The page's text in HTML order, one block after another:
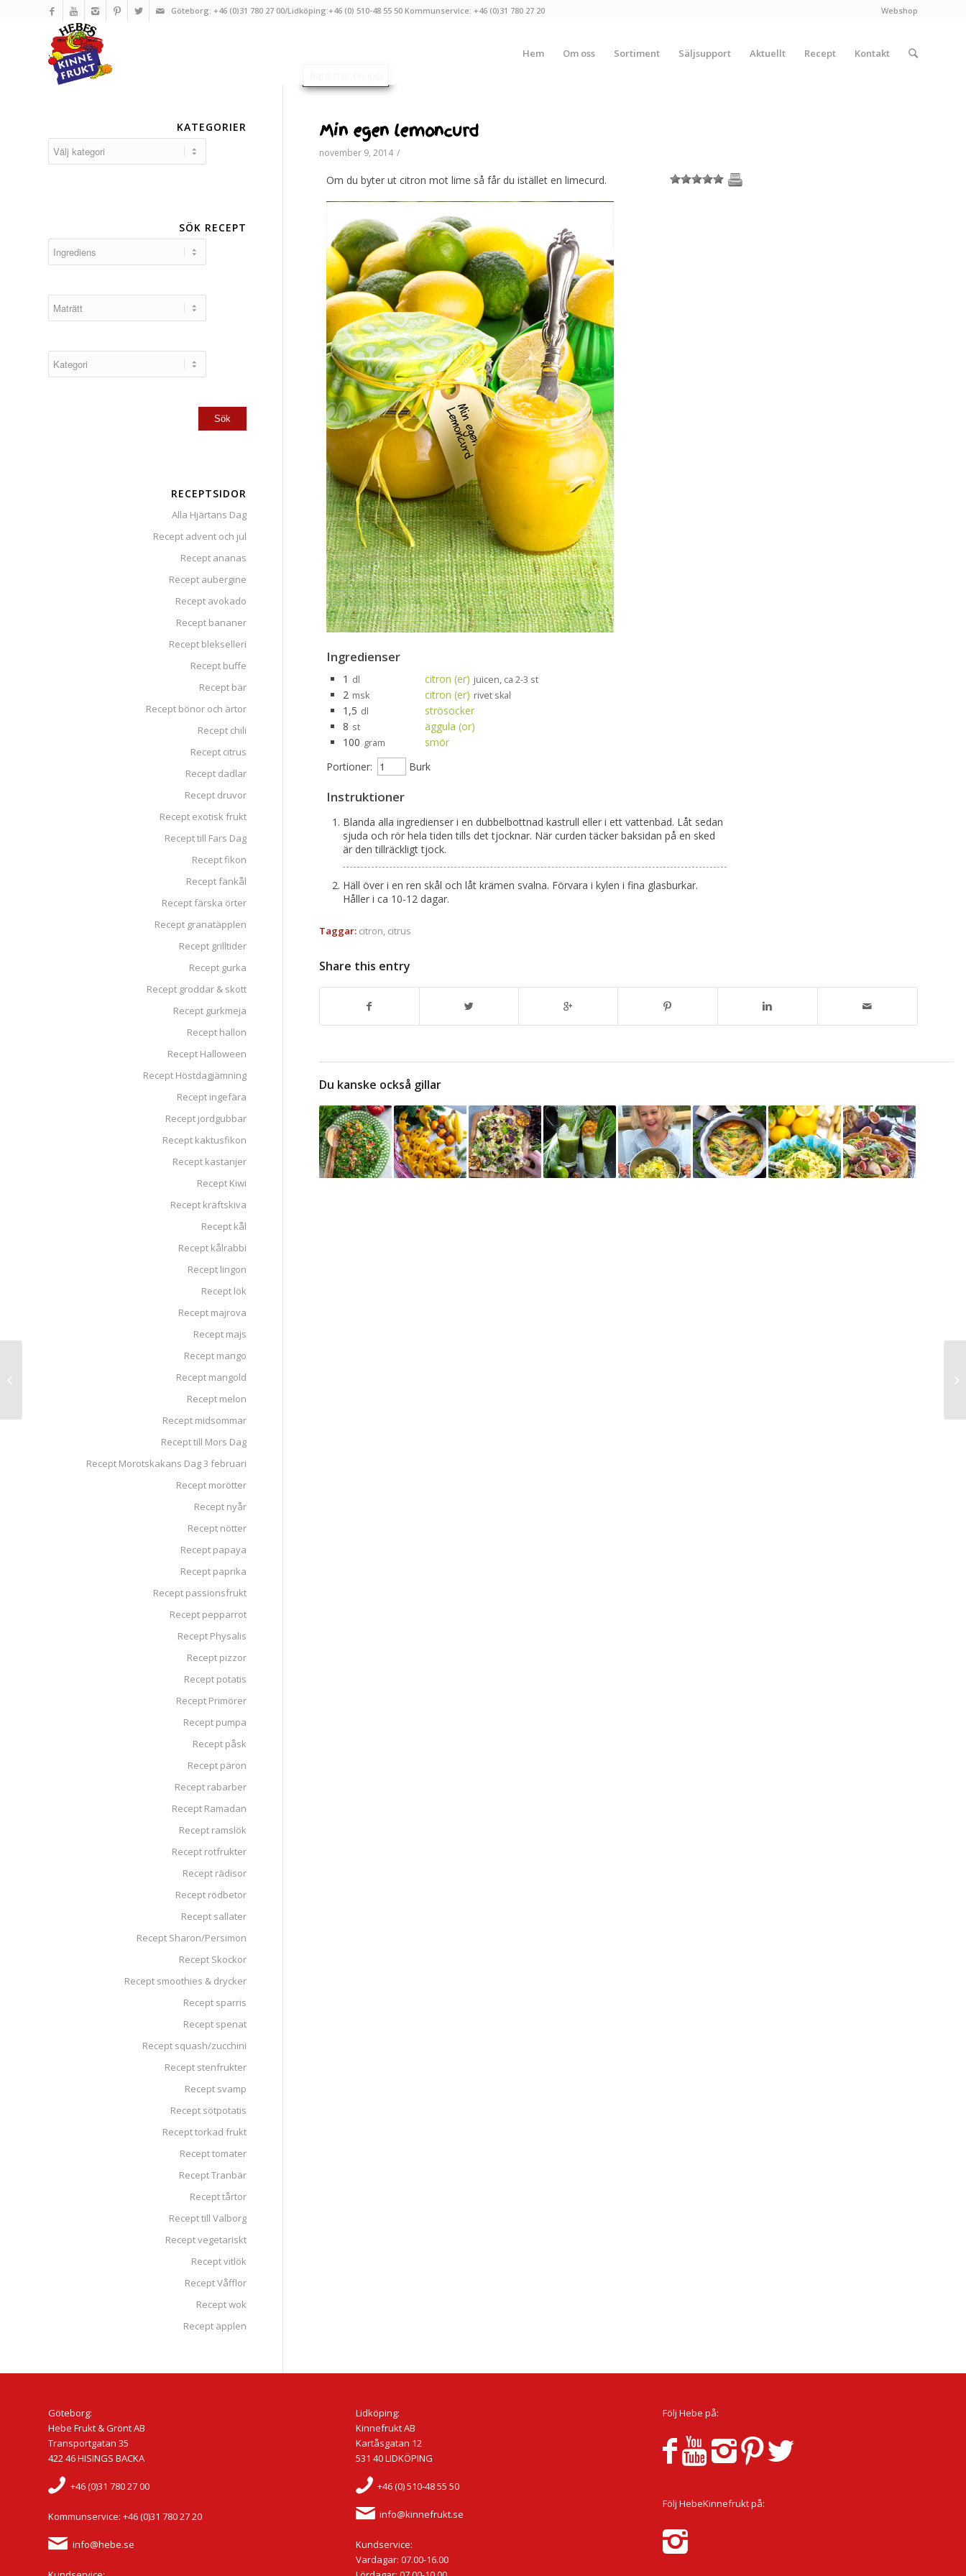
Webshop
Göteborg: +46 (0)31 780 27 00/Lidköping:+46 (0) 510-48 55 50 Kommunservice: +46 (0)31 780 27 20
Hem Om oss Sortiment Säljsupport Aktuellt Recept Kontakt
Min egen lemoncurd
november 9, 2014 /
1 2 3 4 5
Om du byter ut citron mot lime så får du istället en limecurd.
Ingredienser
1 dl citron (er) juicen, ca 2-3 st
2 msk citron (er) rivet skal
1,5 dl
strösocker
8 st
äggula (or)
100 gram
smör
Portioner:
Burk
Instruktioner
Blanda alla ingredienser i en dubbelbottnad kastrull eller i ett vattenbad. Låt sedan
sjuda och rör hela tiden tills det tjocknar. När curden täcker baksidan på en sked
är den tillräckligt tjock.
Häll över i en ren skål och låt krämen svalna. Förvara i kylen i fina glasburkar.
Håller i ca 10-12 dagar.
Taggar: citron, citrus
Share this entry
Du kanske också gillar
KATEGORIER
SÖK RECEPT
RECEPTSIDOR
Alla Hjärtans Dag
Recept advent och jul
Recept ananas
Recept aubergine
Recept avokado
Recept bananer
Recept blekselleri
Recept buffe
Recept bär
Recept bönor och ärtor
Recept chili
Recept citrus
Recept dadlar
Recept druvor
Recept exotisk frukt
Recept till Fars Dag
Recept fikon
Recept fänkål
Recept färska örter
Recept granatäpplen
Recept grilltider
Recept gurka
Recept groddar & skott
Recept gurkmeja
Recept hallon
Recept Halloween
Recept Höstdagjämning
Recept ingefära
Recept jordgubbar
Recept kaktusfikon
Recept kastanjer
Recept Kiwi
Recept kräftskiva
Recept kål
Recept kålrabbi
Recept lingon
Recept lök
Recept majrova
Recept majs
Recept mango
Recept mangold
Recept melon
Recept midsommar
Recept till Mors Dag
Recept Morotskakans Dag 3 februari
Recept morötter
Recept nyår
Recept nötter
Recept papaya
Recept paprika
Recept passionsfrukt
Recept pepparrot
Recept Physalis
Recept pizzor
Recept potatis
Recept Primörer
Recept pumpa
Recept påsk
Recept päron
Recept rabarber
Recept Ramadan
Recept ramslök
Recept rotfrukter
Recept rädisor
Recept rödbetor
Recept sallater
Recept Sharon/Persimon
Recept Skockor
Recept smoothies & drycker
Recept sparris
Recept spenat
Recept squash/zucchini
Recept stenfrukter
Recept svamp
Recept sötpotatis
Recept torkad frukt
Recept tomater
Recept Tranbär
Recept tårtor
Recept till Valborg
Recept vegetariskt
Recept vitlök
Recept Våfflor
Recept wok
Recept äpplen
Göteborg:
Hebe Frukt & Grönt AB
Transportgatan 35
422 46 HISINGS BACKA
+46 (0)31 780 27 00
Kommunservice: +46 (0)31 780 27 20
info@hebe.se
Lidköping:
Kinnefrukt AB
Kartåsgatan 12
531 40 LIDKÖPING
+46 (0) 510-48 55 50
info@kinnefrukt.se
Kundservice:
Vardagar: 07.00-16.00
Följ Hebe på:
Följ HebeKinnefrukt på: